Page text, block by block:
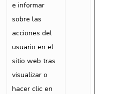
e informar
sobre las
acciones del
usuario en el
sitio web tras
visualizar o
hacer clic en